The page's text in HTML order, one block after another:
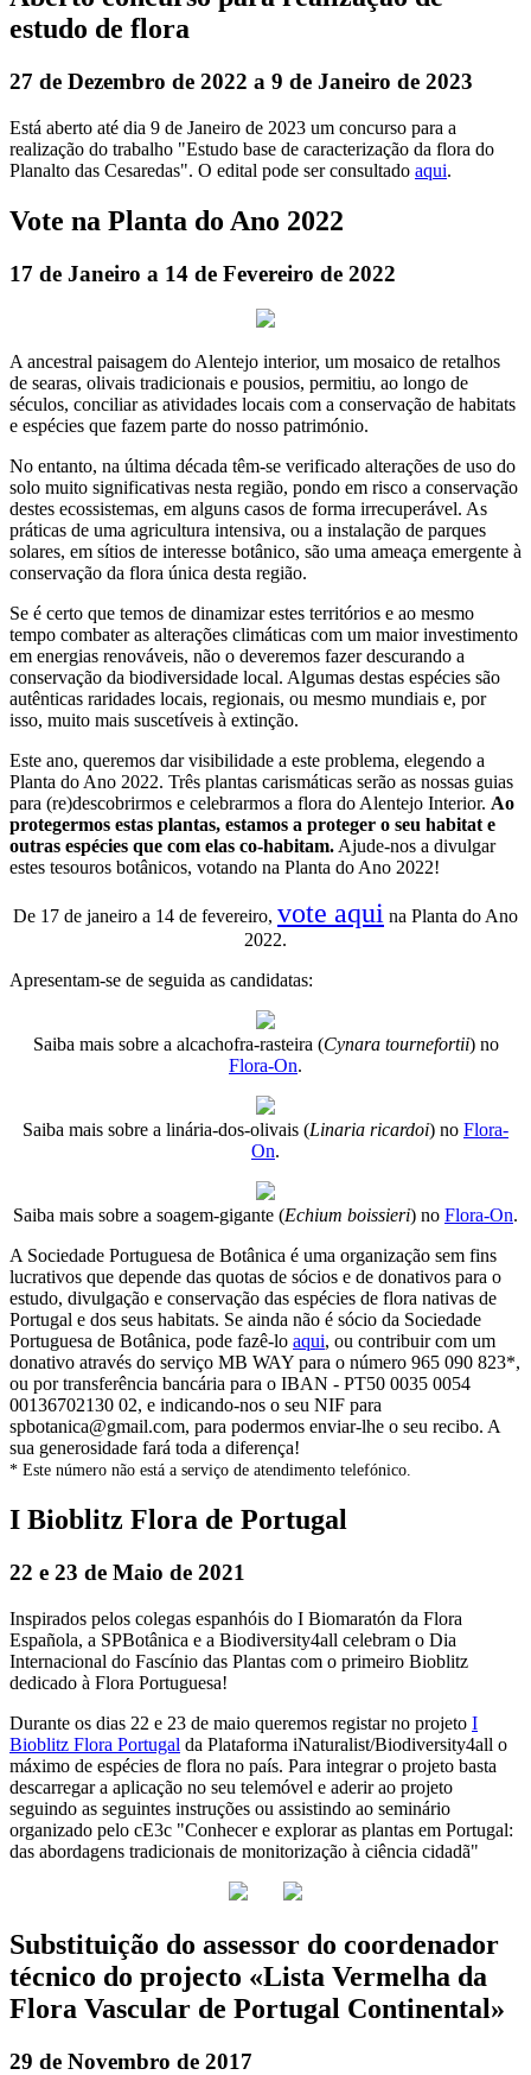
estudo de flora
27 de Dezembro de 2022 a 9 de Janeiro de 2023
Está aberto até dia 9 de Janeiro de 2023 um concurso para a
realização do trabalho "Estudo base de caracterização da flora do
Planalto das Cesaredas". O edital pode ser consultado aqui.
Vote na Planta do Ano 2022
17 de Janeiro a 14 de Fevereiro de 2022
A ancestral paisagem do Alentejo interior, um mosaico de retalhos
de searas, olivais tradicionais e pousios, permitiu, ao longo de
séculos, conciliar as atividades locais com a conservação de habitats
e espécies que fazem parte do nosso património.
No entanto, na última década têm-se verificado alterações de uso do
solo muito significativas nesta região, pondo em risco a conservação
destes ecossistemas, em alguns casos de forma irrecuperável. As
práticas de uma agricultura intensiva, ou a instalação de parques
solares, em sítios de interesse botânico, são uma ameaça emergente à
conservação da flora única desta região.
Se é certo que temos de dinamizar estes territórios e ao mesmo
tempo combater as alterações climáticas com um maior investimento
em energias renováveis, não o deveremos fazer descurando a
conservação da biodiversidade local. Algumas destas espécies são
autênticas raridades locais, regionais, ou mesmo mundiais e, por
isso, muito mais suscetíveis à extinção.
Este ano, queremos dar visibilidade a este problema, elegendo a
Planta do Ano 2022. Três plantas carismáticas serão as nossas guias
para (re)descobrirmos e celebrarmos a flora do Alentejo Interior. Ao
protegermos estas plantas, estamos a proteger o seu habitat e
outras espécies que com elas co-habitam.Ajude-nos a divulgar
estes tesouros botânicos, votando na Planta do Ano 2022!
De 17 de janeiro a 14 de fevereiro, vote aqui na Planta do Ano
2022.
Apresentam-se de seguida as candidatas:
Saiba mais sobre a alcachofra-rasteira (Cynara tournefortii) no
Flora-On.
Saiba mais sobre a linária-dos-olivais (Linaria ricardoi) no Flora-
On.
Saiba mais sobre a soagem-gigante (Echium boissieri) no Flora-On.
A Sociedade Portuguesa de Botânica é uma organização sem fins
lucrativos que depende das quotas de sócios e de donativos para o
estudo, divulgação e conservação das espécies de flora nativas de
Portugal e dos seus habitats. Se ainda não é sócio da Sociedade
Portuguesa de Botânica, pode fazê-lo aqui, ou contribuir com um
donativo através do serviço MB WAY para o número 965 090 823*,
ou por transferência bancária para o IBAN - PT50 0035 0054
00136702130 02, e indicando-nos o seu NIF para
spbotanica@gmail.com, para podermos enviar-lhe o seu recibo. A
sua generosidade fará toda a diferença!
* Este número não está a serviço de atendimento telefónico.
I Bioblitz Flora de Portugal
22 e 23 de Maio de 2021
Inspirados pelos colegas espanhóis do I Biomaratón da Flora
Española, a SPBotânica e a Biodiversity4all celebram o Dia
Internacional do Fascínio das Plantas com o primeiro Bioblitz
dedicado à Flora Portuguesa!
Durante os dias 22 e 23 de maio queremos registar no projeto I
Bioblitz Flora Portugal da Plataforma iNaturalist/Biodiversity4all o
máximo de espécies de flora no país. Para integrar o projeto basta
descarregar a aplicação no seu telemóvel e aderir ao projeto
seguindo as seguintes instruções ou assistindo ao seminário
organizado pelo cE3c "Conhecer e explorar as plantas em Portugal:
das abordagens tradicionais de monitorização à ciência cidadã"
Substituição do assessor do coordenador
técnico do projecto «Lista Vermelha da
Flora Vascular de Portugal Continental»
29 de Novembro de 2017